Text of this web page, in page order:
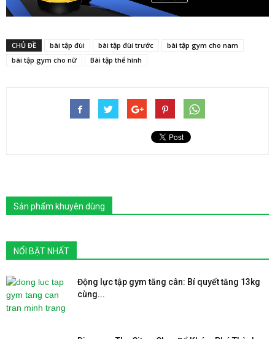
CHỦ ĐỀ bài tập đùi bài tập đùi trước
bài tập gym cho nam
bài tập gym cho nữ
Bài tập thể hình
Sản phẩm khuyên dùng
NỔI BẬT NHẤT
Động lực tập gym tăng cân: Bí quyết tăng 13kg
cùng...